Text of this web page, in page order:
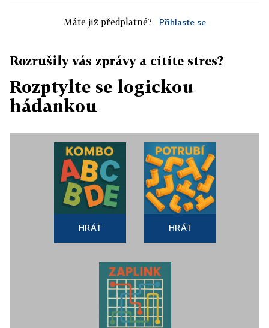
Máte již předplatné? Přihlaste se
Rozrušily vás zprávy a cítíte stres?
Rozptylte se logickou
hádankou
HRÁT HRÁT